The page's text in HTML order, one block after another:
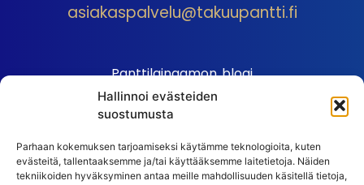
Hallinnoi evästeiden
suostumusta
Parhaan kokemuksen tarjoamiseksi käytämme teknologioita, kuten
evästeitä, tallentaaksemme ja/tai käyttääksemme laitetietoja. Näiden
tekniikoiden hyväksyminen antaa meille mahdollisuuden käsitellä tietoja,
asiakaspalvelu@takuupantti.fi
Panttilainaamon blogi
Palveluhinnasto
Sopimusehdot
Autopantin sopimusehdot
Henkilötiedot